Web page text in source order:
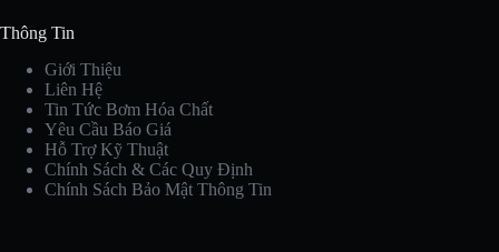
Thông Tin
Giới Thiệu
Liên Hệ
Tin Tức Bơm Hóa Chất
Yêu Cầu Báo Giá
Hỗ Trợ Kỹ Thuật
Chính Sách & Các Quy Định
Chính Sách Bảo Mật Thông Tin